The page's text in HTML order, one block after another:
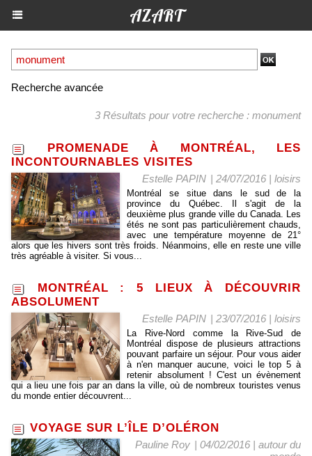
AZART
Recherche avancée
3 Résultats pour votre recherche : monument
PROMENADE À MONTRÉAL, LES
INCONTOURNABLES VISITES
Estelle PAPIN | 24/07/2016 | loisirs
Montréal se situe dans le sud de la
province du Québec. Il s'agit de la
deuxième plus grande ville du Canada. Les
étés ne sont pas particulièrement chauds,
avec une température moyenne de 21°
alors que les hivers sont très froids. Néanmoins, elle en reste une ville
très agréable à visiter. Si vous...
MONTRÉAL : 5 LIEUX À DÉCOUVRIR
ABSOLUMENT
Estelle PAPIN | 23/07/2016 | loisirs
La Rive-Nord comme la Rive-Sud de
Montréal dispose de plusieurs attractions
pouvant parfaire un séjour. Pour vous aider
à n'en manquer aucune, voici le top 5 à
retenir absolument ! C'est un évènement
qui a lieu une fois par an dans la ville, où de nombreux touristes venus
du monde entier découvrent...
VOYAGE SUR L’ÎLE D’OLÉRON
Pauline Roy | 04/02/2016 | autour du